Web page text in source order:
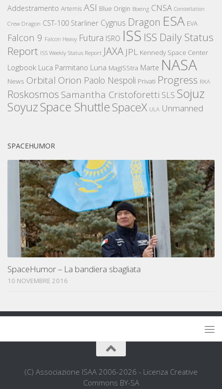
Addestramento Artemis ASI Blue Origin Boeing CNSA Constellation
Crew Dragon CST-100 Starliner Cygnus Dragon ESA EVA
Falcon 9 Falcon Heavy Futura ISRO ISS ISS Daily Status
Report ISS Weekly Status Report JAXA JPL Kennedy Space Center
Logbook Luca Parmitano Luna MagISStra Marte NASA
News Orbital Orion Paolo Nespoli Privati Progress RKA
Roskosmos Samantha Cristoforetti SLS Sojuz
SoyuzSpace ShuttleSpaceX ULA Unmanned
SPACEHUMOR
SpaceHumor – La bandiera sbagliata
10 NOVEMBRE 2016
(C) Associazione ISAA 2006-2026 - Licenza Creative
Commons BY-SA